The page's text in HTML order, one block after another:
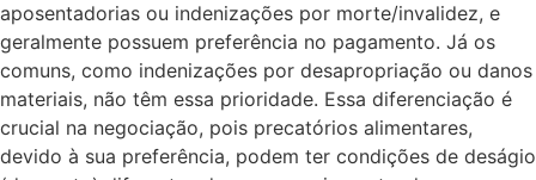
aposentadorias ou indenizações por morte/invalidez, e
geralmente possuem preferência no pagamento. Já os
comuns, como indenizações por desapropriação ou danos
materiais, não têm essa prioridade. Essa diferenciação é
crucial na negociação, pois precatórios alimentares,
devido à sua preferência, podem ter condições de deságio